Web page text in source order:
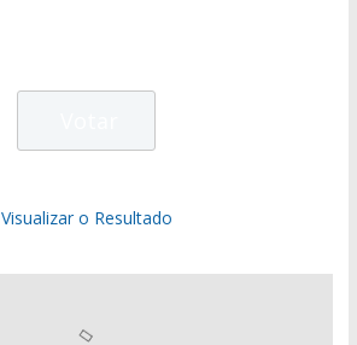
Visualizar o Resultado